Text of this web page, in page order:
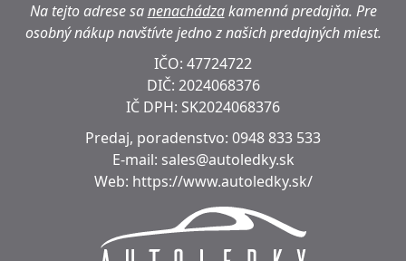
Na tejto adrese sanenachádzakamenná predajňa. Pre
osobný nákup navštívte jedno z našich predajných miest.
IČO: 47724722
DIČ: 2024068376
IČ DPH: SK2024068376
Predaj, poradenstvo: 0948 833 533
E-mail: sales@autoledky.sk
Web: https://www.autoledky.sk/